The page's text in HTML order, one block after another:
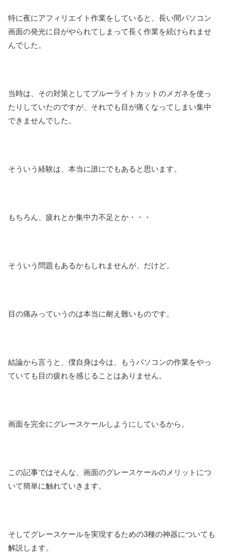
特に夜にアフィリエイト作業をしていると、長い間パソコン
画面の発光に目がやられてしまって長く作業を続けられませ
んでした。
当時は、その対策としてブルーライトカットのメガネを使っ
たりしていたのですが、それでも目が痛くなってしまい集中
できませんでした。
そういう経験は、本当に誰にでもあると思います。
もちろん、疲れとか集中力不足とか・・・
そういう問題もあるかもしれませんが、だけど。
目の痛みっていうのは本当に耐え難いものです。
結論から言うと、僕自身は今は、もうパソコンの作業をやっ
ていても目の疲れを感じることはありません。
画面を完全にグレースケールしようにしているから。
この記事ではそんな、画面のグレースケールのメリットにつ
いて簡単に触れていきます。
そしてグレースケールを実現するための3種の神器についても
解説します。